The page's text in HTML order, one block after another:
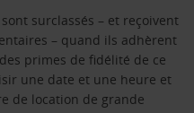
surclassés – et reçoivent
– quand ils adhèrent
primes de fidélité de ce
une date et une heure et
de location de grande